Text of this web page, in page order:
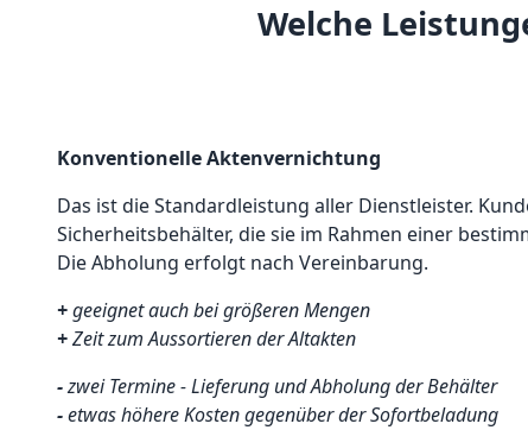
Welche
Konventionelle Aktenvernichtung
Das ist die Standardleistung aller Dienstleister.
Sicherheitsbehälter, die sie im Rahmen einer
Die Abholung erfolgt nach Vereinbarung.
+geeignet auch bei größeren Mengen
+Zeit zum Aussortieren der Altakten
-zwei Termine - Lieferung und Abholung der Behälter
-etwas höhere Kosten gegenüber der Sofortbeladung